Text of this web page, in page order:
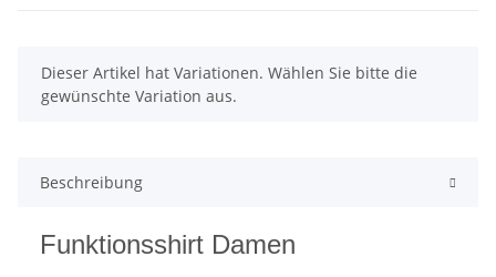
x
Dieser Artikel hat Variationen. Wählen Sie bitte die
gewünschte Variation aus.
Beschreibung
Funktionsshirt Damen